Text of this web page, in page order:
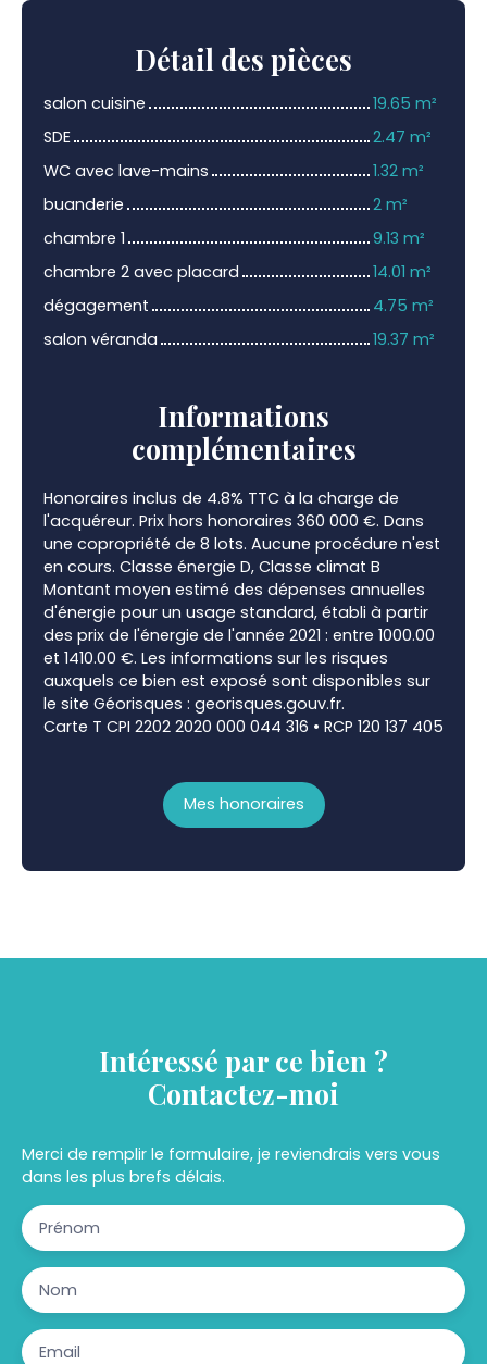
Détail des pièces
salon cuisine
19.65 m²
SDE
2.47 m²
WC avec lave-mains
1.32 m²
buanderie
2 m²
chambre 1
9.13 m²
chambre 2 avec placard
14.01 m²
dégagement
4.75 m²
salon véranda
19.37 m²
Informations
complémentaires
Honoraires inclus de 4.8% TTC à la charge de
l'acquéreur. Prix hors honoraires 360 000 €. Dans
une copropriété de 8 lots. Aucune procédure n'est
en cours. Classe énergie D, Classe climat B
Montant moyen estimé des dépenses annuelles
d'énergie pour un usage standard, établi à partir
des prix de l'énergie de l'année 2021 : entre 1000.00
et 1410.00 €. Les informations sur les risques
auxquels ce bien est exposé sont disponibles sur
le site Géorisques : georisques.gouv.fr.
Carte T CPI 2202 2020 000 044 316 • RCP 120 137 405
Mes honoraires
Intéressé par ce bien ?
Contactez-moi
Merci de remplir le formulaire, je reviendrais vers vous
dans les plus brefs délais.
Prénom
Nom
Email